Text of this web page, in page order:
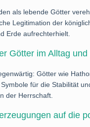
als lebende Götter
Legitimation der
Erde aufrechterhielt.
Götter im Alltag
Götter wie
für die Stabilität
der Herrschaft.
auf die